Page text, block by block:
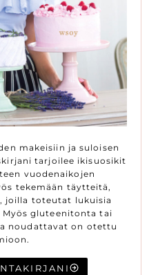
makeisiin ja suloisen
tarjoilee ikisuosikit
vuodenaikojen
tekemään täytteitä,
joilla toteutat lukuisia
gluteenitonta tai
noudattavat on otettu